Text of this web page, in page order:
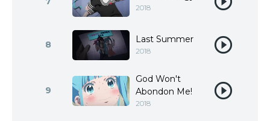
2018
8 Last Summer
2018
9
God Won't
Abondon Me!
2018